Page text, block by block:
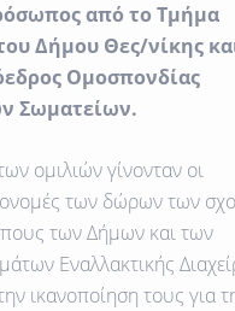
από το Τμήμα
Δήμου Θες/νίκης
Ομοσπονδίας
Σωματείων.
ομιλιών γίνονταν οι
των δώρων των
των Δήμων και των
Εναλλακτικής
ικανοποίηση τους για